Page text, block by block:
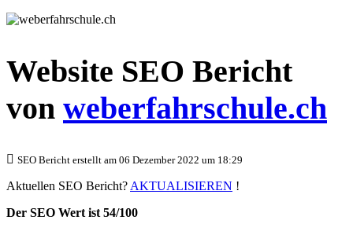
Website SEO Bericht
von weberfahrschule.ch
SEO Bericht erstellt am 06 Dezember 2022 um 18:29
Aktuellen SEO Bericht? AKTUALISIEREN !
Der SEO Wert ist 54/100